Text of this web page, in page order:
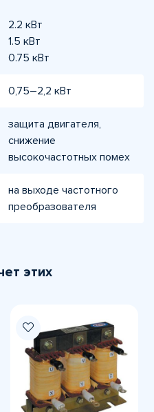
2.2 кВт
1.5 кВт
0.75 кВт
0,75–2,2 кВт
защита двигателя,
снижение
высокочастотных помех
на выходе частотного
преобразователя
этих